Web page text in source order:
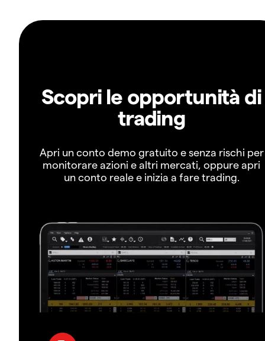
Scopri le opportunità di
trading
Apri un conto demo gratuito e senza rischi per
monitorare azioni e altri mercati, oppure apri
un conto reale e inizia a fare trading.